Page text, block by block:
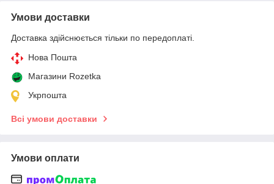
Умови доставки
Доставка здійснюється тільки по передоплаті.
Нова Пошта
Магазини Rozetka
Укрпошта
Всі умови доставки
Умови оплати